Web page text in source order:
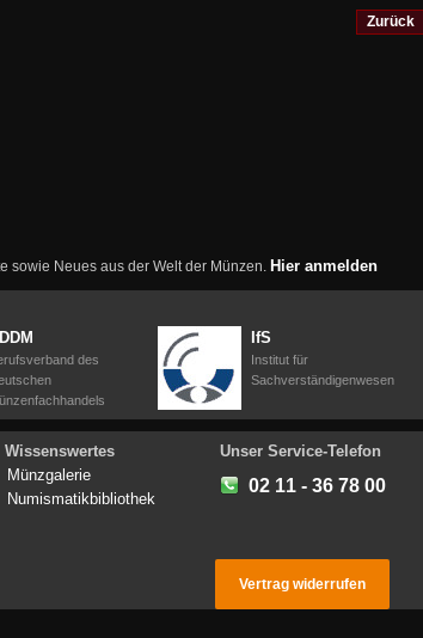
Zurück
sowie Neues aus der Welt der Münzen. Hier anmelden
des
IfS
Institut für
Sachverständigenwesen
Wissenswertes
Münzgalerie
Numismatikbibliothek
Unser Service-Telefon
02 11 - 36 78 00
Vertrag widerrufen